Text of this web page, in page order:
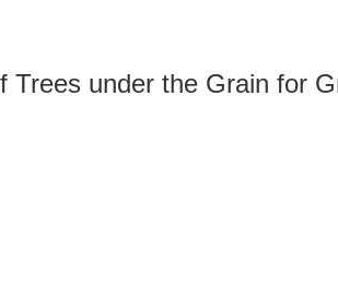
under the Grain for